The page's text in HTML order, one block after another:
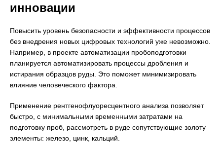
инновации
Повысить уровень безопасности и эффективности процессов
без внедрения новых цифровых технологий уже невозможно.
Например, в проекте автоматизации пробоподготовки
планируется автоматизировать процессы дробления и
истирания образцов руды. Это поможет минимизировать
влияние человеческого фактора.
Применение рентгенофлуоресцентного анализа позволяет
быстро, с минимальными временными затратами на
подготовку проб, рассмотреть в руде сопутствующие золоту
элементы: железо, цинк, кальций.